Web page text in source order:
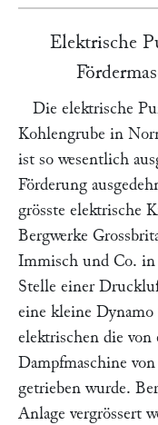
Elektrische
Die elektrische
Kohlengrube in
ist so wesentlich
Förderung
grösste elektrische
Bergwerke
Immisch und Co. in
Stelle einer
eine kleine Dynamo
elektrischen die von
Dampfmaschine von
getrieben wurde.
Anlage vergrössert